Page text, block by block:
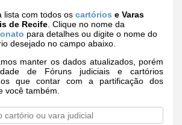
lista com todos os cartórios e Varas
de Recife . Clique no nome da
para detalhes ou digite o nome do
desejado no campo abaixo.
manter os dados atualizados, porém
de Fóruns judiciais e cartórios
que contar com a partificação dos
você também.